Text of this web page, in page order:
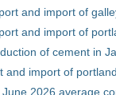
and import of
and import of
of cement in
and import of
2026 average